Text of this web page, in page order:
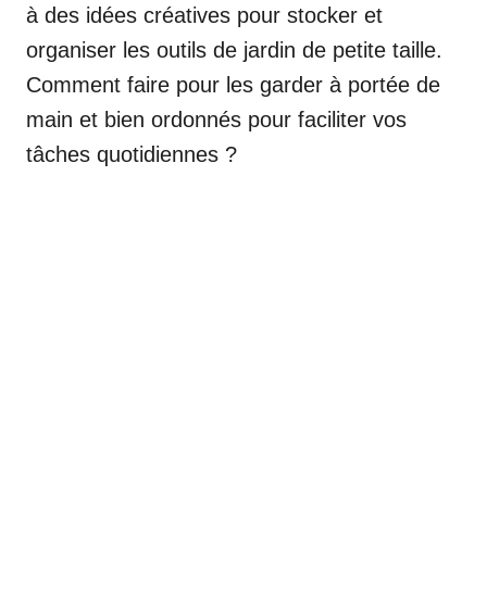
à des idées créatives pour stocker et
organiser les outils de jardin de petite taille.
Comment faire pour les garder à portée de
main et bien ordonnés pour faciliter vos
tâches quotidiennes ?